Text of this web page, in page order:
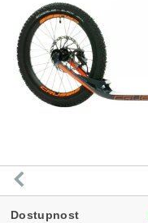
Dostupnost